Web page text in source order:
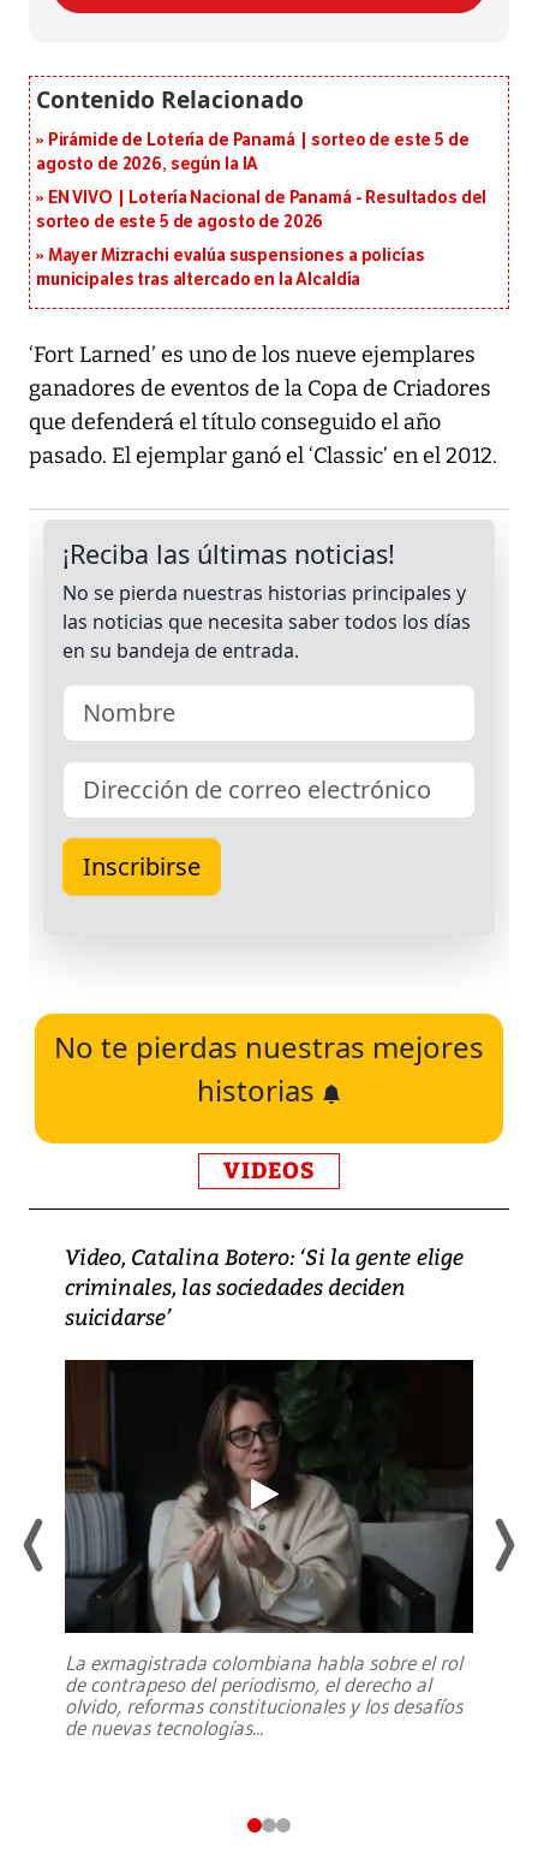
Pirámide de Lotería de Panamá | sorteo de este 5 de
agosto de 2026, según la IA
EN VIVO | Lotería Nacional de Panamá - Resultados del
sorteo de este 5 de agosto de 2026
Mayer Mizrachi evalúa suspensiones a policías
municipales tras altercado en la Alcaldía
‘Fort Larned’ es uno de los nueve ejemplares
ganadores de eventos de la Copa de Criadores
que defenderá el título conseguido el año
pasado. El ejemplar ganó el ‘Classic’ en el 2012.
No te pierdas nuestras mejores
historias
VIDEOS
Video, Catalina Botero: ‘Si la gente elige
criminales, las sociedades deciden
suicidarse’
La exmagistrada colombiana habla sobre el rol
de contrapeso del periodismo, el derecho al
olvido, reformas constitucionales y los desafíos
de nuevas tecnologías...